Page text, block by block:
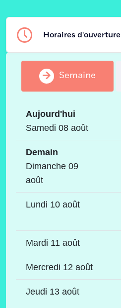
Horaires d'ouverture
Semaine
Aujourd'hui
Samedi 08 août
Demain
Dimanche 09
août
Lundi 10 août
Mardi 11 août
Mercredi 12 août
Jeudi 13 août